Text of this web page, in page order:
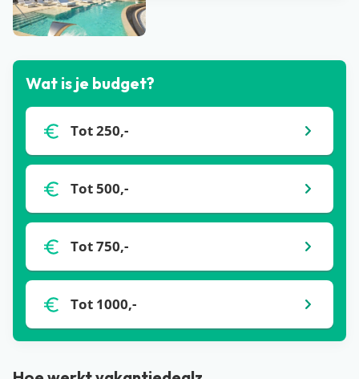
Bekijk alle blogs
Wat is je budget?
Tot 250,-
Tot 500,-
Tot 750,-
Tot 1000,-